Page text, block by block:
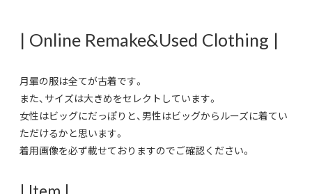
| Online Remake&Used Clothing |
月暈の服は全てが古着です。
また、サイズは大きめをセレクトしています。
女性はビッグにだっぽりと、男性はビッグからルーズに着てい
ただけるかと思います。
着用画像を必ず載せておりますのでご確認ください。